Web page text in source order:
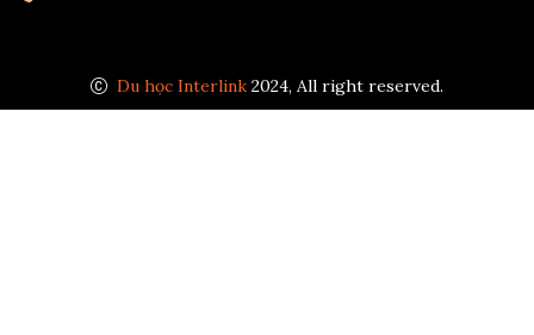
Du học Interlink 2024, All right reserved.